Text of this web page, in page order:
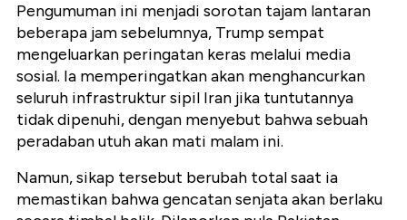
Pengumuman ini menjadi sorotan tajam lantaran
beberapa jam sebelumnya, Trump sempat
mengeluarkan peringatan keras melalui media
sosial. Ia memperingatkan akan menghancurkan
seluruh infrastruktur sipil Iran jika tuntutannya
tidak dipenuhi, dengan menyebut bahwa sebuah
peradaban utuh akan mati malam ini.
Namun, sikap tersebut berubah total saat ia
memastikan bahwa gencatan senjata akan berlaku